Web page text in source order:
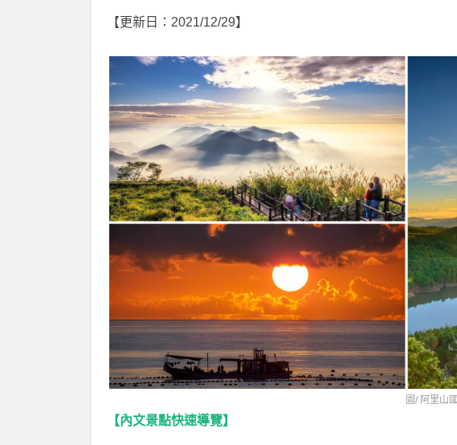
【更新日：2021/12/29】
圖/ 阿里山
【內文景點快速導覽】